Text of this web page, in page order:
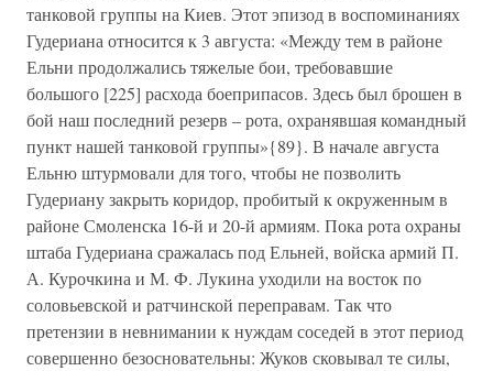
танковой группы на Киев. Этот эпизод в воспоминаниях
Гудериана относится к 3 августа: «Между тем в районе
Ельни продолжались тяжелые бои, требовавшие
большого [225] расхода боеприпасов. Здесь был брошен в
бой наш последний резерв – рота, охранявшая командный
пункт нашей танковой группы»{89}. В начале августа
Ельню штурмовали для того, чтобы не позволить
Гудериану закрыть коридор, пробитый к окруженным в
районе Смоленска 16-й и 20-й армиям. Пока рота охраны
штаба Гудериана сражалась под Ельней, войска армий П.
А. Курочкина и М. Ф. Лукина уходили на восток по
соловьевской и ратчинской переправам. Так что
претензии в невнимании к нуждам соседей в этот период
совершенно безосновательны: Жуков сковывал те силы,